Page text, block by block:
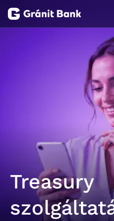
Magánszemélyeknek
Vállalkozásoknak
Kapcsolat
Netbank
Treasury